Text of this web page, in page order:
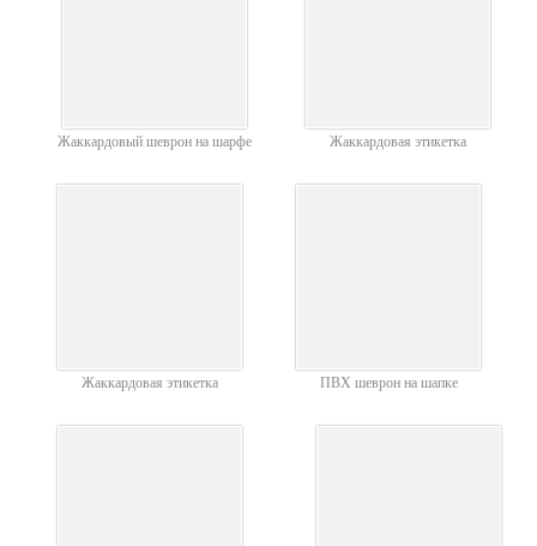
Жаккардовый шеврон на шарфе Жаккардовая этикетка
Жаккардовая этикетка ПВХ шеврон на шапке